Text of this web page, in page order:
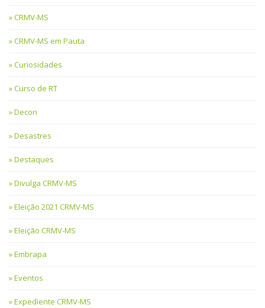
CRMV-MS
CRMV-MS em Pauta
Curiosidades
Curso de RT
Decon
Desastres
Destaques
Divulga CRMV-MS
Eleição 2021 CRMV-MS
Eleição CRMV-MS
Embrapa
Eventos
Expediente CRMV-MS